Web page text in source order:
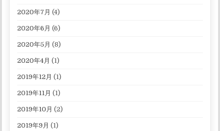
2020年7月 (4)
2020年6月 (6)
2020年5月 (8)
2020年4月 (1)
2019年12月 (1)
2019年11月 (1)
2019年10月 (2)
2019年9月 (1)